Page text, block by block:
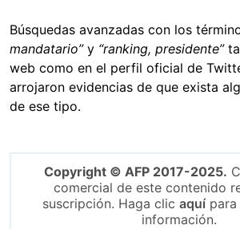
Búsquedas avanzadas con los
mandatario”y “ranking, presidente”
web como en el perfil oficial de
arrojaron evidencias de que exista
de ese tipo.
Copyright © AFP 2017-2025.
comercial de este contenido
suscripción. Haga clic aquípara
información.